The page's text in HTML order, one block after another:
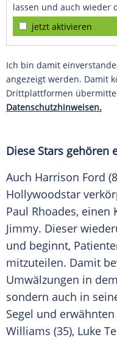
lassen und auch wieder
jetzt aktivieren
Ich bin damit
angezeigt werden. Damit
Drittplattformen
Datenschutzhinweisen.
Diese Stars gehören
Auch Harrison Ford
Hollywoodstar
Paul Rhoades, einen
Jimmy. Dieser
und beginnt,
mitzuteilen. Damit
Umwälzungen in dem
sondern auch in
Segel und
Williams (35), Luke